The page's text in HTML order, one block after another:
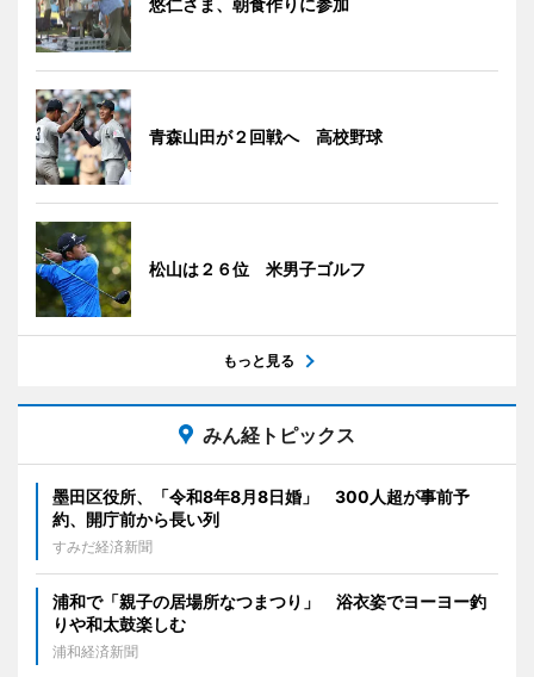
青森山田が２回戦へ 高校野球
松山は２６位 米男子ゴルフ
もっと見る
みん経トピックス
墨田区役所、「令和8年8月8日婚」 300人超が事前予
約、開庁前から長い列
すみだ経済新聞
浦和で「親子の居場所なつまつり」 浴衣姿でヨーヨー釣
りや和太鼓楽しむ
浦和経済新聞